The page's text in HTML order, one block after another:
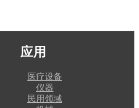
应用
医疗设备
仪器
民用领域